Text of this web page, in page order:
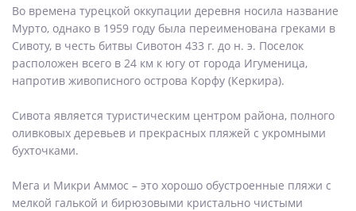
Во времена турецкой оккупации деревня носила название
Мурто, однако в 1959 году была переименована греками в
Сивоту, в честь битвы Сивотон 433 г. до н. э. Поселок
расположен всего в 24 км к югу от города Игуменица,
напротив живописного острова Корфу (Керкира).
Сивота является туристическим центром района, полного
оливковых деревьев и прекрасных пляжей с укромными
бухточками.
Мега и Микри Аммос – это хорошо обустроенные пляжи с
мелкой галькой и бирюзовыми кристально чистыми